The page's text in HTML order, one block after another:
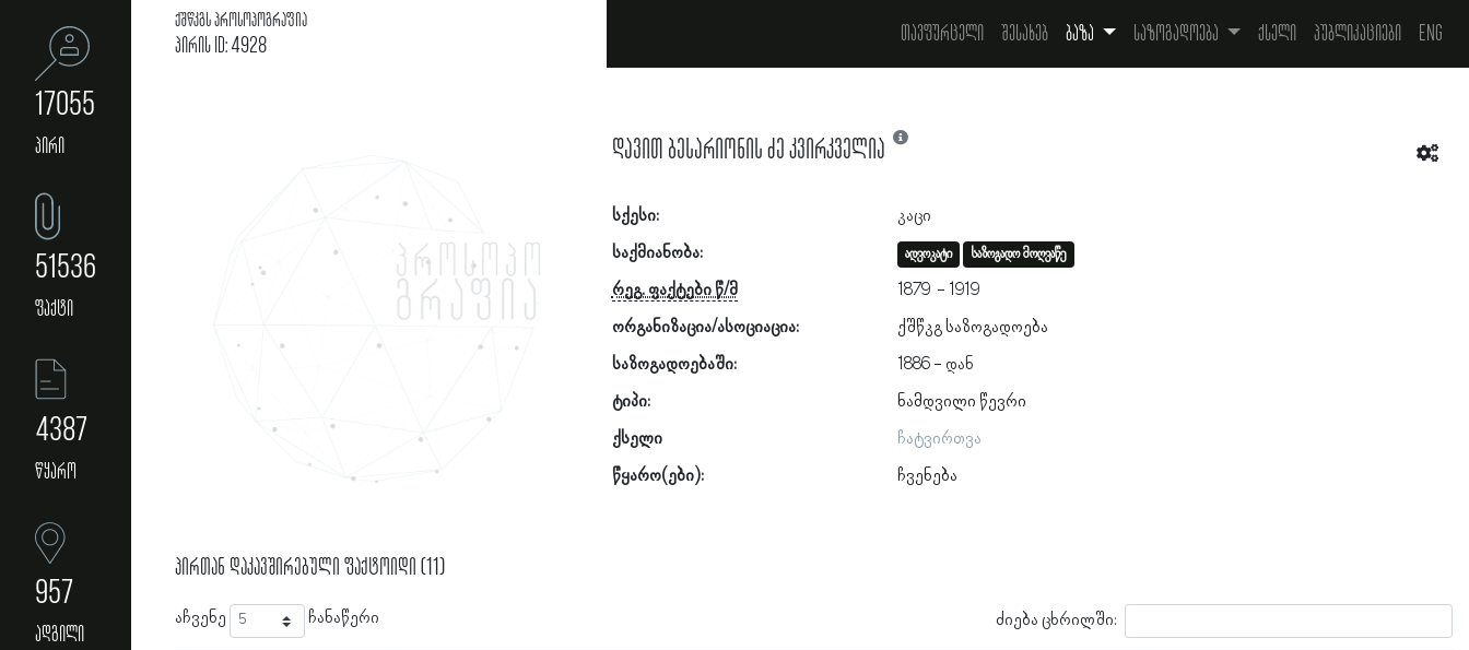
17055
პირი
51536
ფაქტი
4387
წყარო
957
ადგილი
ქშწკგს პროსოპოგრაფია
პირის ID: 4928 თავფურცელი შესახებ ბაზა საზოგადოება ქსელი პუბლიკაციები Eng
დავით ბესარიონის ძე კვირკველია
სქესი:
კაცი
საქმიანობა:
ადვოკატი საზოგადო მოღვაწე
რეგ. ფაქტები წ/მ 1879
1919
ორგანიზაცია/ასოციაცია:
ქშწკგ საზოგადოება
საზოგადოებაში:
1886
ტიპი:
ნამდვილი წევრი
ქსელი
ჩატვირთვა
წყარო(ები):
ჩვენება
პირთან დაკავშირებული ფაქტოიდი (11)
აჩვენე ჩანაწერი ძიება ცხრილში: